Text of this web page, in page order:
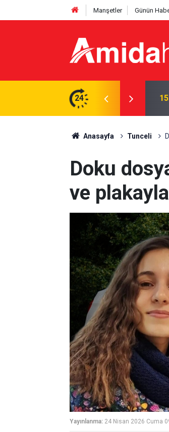
Manşetler Günün
24
560 sentetik hap çıktı
Anasayfa Tunceli
Doku
ve
Yayınlanma: 24 Nisan 2026 Cuma